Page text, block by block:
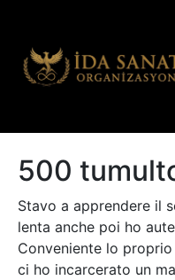
500
Stavo a apprendere il
lenta anche poi ho
Conveniente lo
ci ho incarcerato un